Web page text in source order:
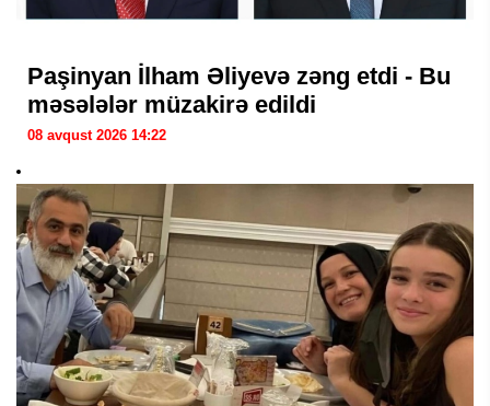
Paşinyan İlham Əliyevə zəng etdi - Bu
məsələlər müzakirə edildi
08 avqust 2026 14:22